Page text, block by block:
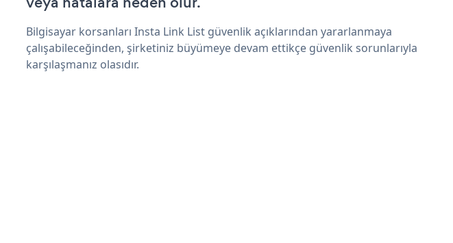
Bilgisayar korsanları Insta Link List güvenlik açıklarından yararlanmaya
çalışabileceğinden, şirketiniz büyümeye devam ettikçe güvenlik sorunlarıyla
karşılaşmanız olasıdır.